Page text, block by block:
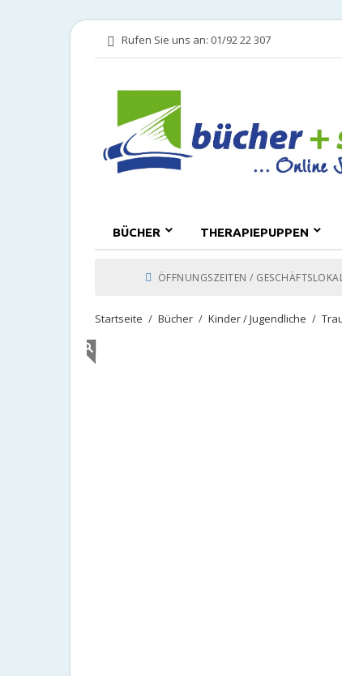
Rufen Sie uns an: 01/92 22 307
BÜCHER THERAPIEPUPPEN
ÖFFNUNGSZEITEN /
Startseite Bücher Kinder / Jugendliche